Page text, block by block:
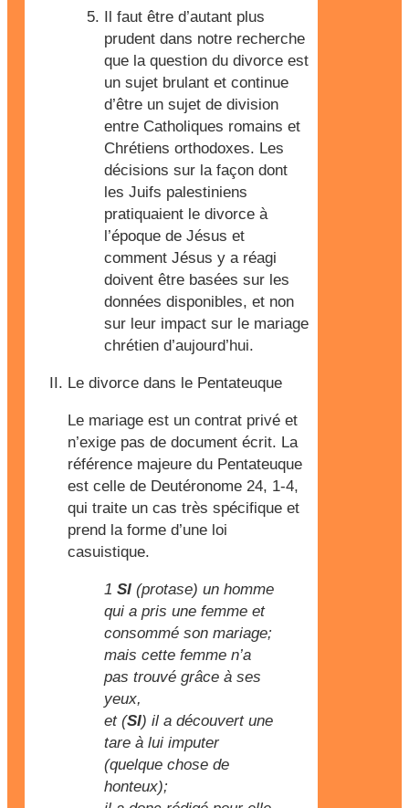
Il faut être d’autant plus
prudent dans notre recherche
que la question du divorce est
un sujet brulant et continue
d’être un sujet de division
entre Catholiques romains et
Chrétiens orthodoxes. Les
décisions sur la façon dont
les Juifs palestiniens
pratiquaient le divorce à
l’époque de Jésus et
comment Jésus y a réagi
doivent être basées sur les
données disponibles, et non
sur leur impact sur le mariage
chrétien d’aujourd’hui.
Le divorce dans le Pentateuque
Le mariage est un contrat privé et
n’exige pas de document écrit. La
référence majeure du Pentateuque
est celle de Deutéronome 24, 1-4,
qui traite un cas très spécifique et
prend la forme d’une loi
casuistique.
1 SI (protase) un homme
qui a pris une femme et
consommé son mariage;
mais cette femme n’a
pas trouvé grâce à ses
yeux,
et (SI) il a découvert une
tare à lui imputer
(quelque chose de
honteux);